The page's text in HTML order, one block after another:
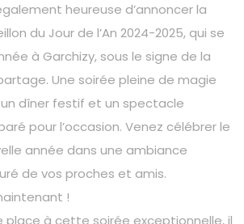
heureuse d’annoncer la
du Jour de l’An 2024-2025, qui se
à Garchizy, sous le signe de la
Une soirée pleine de magie
dîner festif et un spectacle
pour l’occasion. Venez célébrer le
année dans une ambiance
de vos proches et amis.
!
place à cette soirée exceptionnelle, il